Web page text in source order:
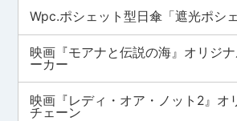
Wpc.ポシェット型日傘「遮光ポシ
映画『モアナと伝説の海』オリジ
ーカー
映画『レディ・オア・ノット2』オ
チェーン